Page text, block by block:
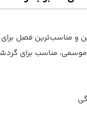
و مناسب‌ترین فصل
موسمی، مناسب برای